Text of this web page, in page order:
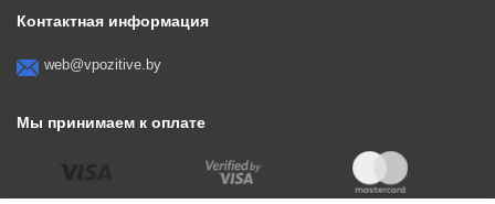
Мы принимаем к оплате
Контактная информация
web@vpozitive.by